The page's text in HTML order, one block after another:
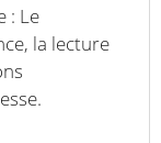
: Le
la lecture